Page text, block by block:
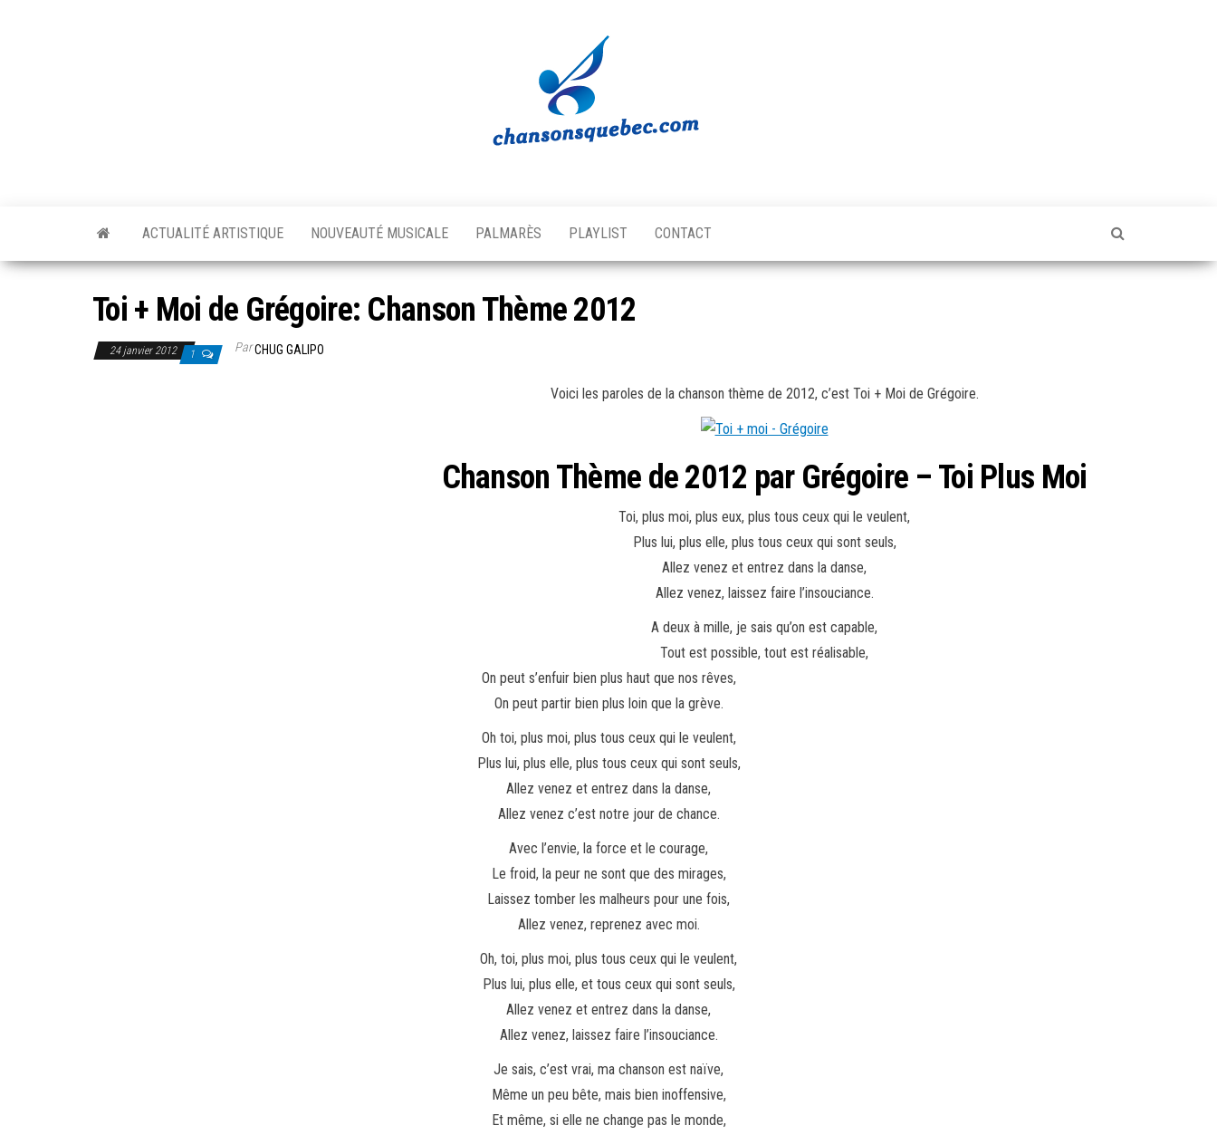
Québec
musicale
québécoise!
ACTUALITÉ ARTISTIQUE NOUVEAUTÉ MUSICALE PALMARÈS PLAYLIST CONTACT
Toi + Moi de Grégoire: Chanson Thème 2012
24 janvier 2012 1 ParCHUG GALIPO
Voici les paroles de la chanson thème de 2012, c’est Toi + Moi de Grégoire.
Chanson Thème de 2012 par Grégoire – Toi Plus Moi
Toi, plus moi, plus eux, plus tous ceux qui le veulent,
Plus lui, plus elle, plus tous ceux qui sont seuls,
Allez venez et entrez dans la danse,
Allez venez, laissez faire l’insouciance.
A deux à mille, je sais qu’on est capable,
Tout est possible, tout est réalisable,
On peut s’enfuir bien plus haut que nos rêves,
On peut partir bien plus loin que la grève.
Oh toi, plus moi, plus tous ceux qui le veulent,
Plus lui, plus elle, plus tous ceux qui sont seuls,
Allez venez et entrez dans la danse,
Allez venez c’est notre jour de chance.
Avec l’envie, la force et le courage,
Le froid, la peur ne sont que des mirages,
Laissez tomber les malheurs pour une fois,
Allez venez, reprenez avec moi.
Oh, toi, plus moi, plus tous ceux qui le veulent,
Plus lui, plus elle, et tous ceux qui sont seuls,
Allez venez et entrez dans la danse,
Allez venez, laissez faire l’insouciance.
Je sais, c’est vrai, ma chanson est naïve,
Même un peu bête, mais bien inoffensive,
Et même, si elle ne change pas le monde,